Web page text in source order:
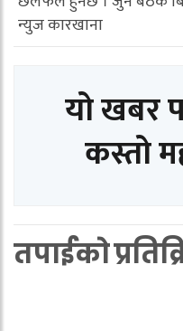
न्युज कारखाना
यो खबर
कस्तो
तपाईको